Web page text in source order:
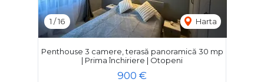
1 /16 Harta
Penthouse 3 camere, terasă panoramică 30 mp
| Prima închiriere | Otopeni
900 €